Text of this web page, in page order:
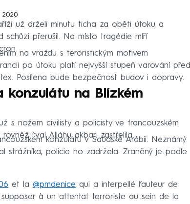
2020
už drželi minutu ticha za oběti útoku a
schůzi přerušil. Na místo tragédie míří
na vraždu s teroristickým motivem
po útoku platí nejvyšší stupeň varování před
Posílena bude bezpečnost budov i dopravy.
konzulátu na Blízkém
s nožem civilisty a policisty ve francouzském
řval Alláhu akbar, zastřelila.
konzulátu v Saúdské Arábii. Neznámý
strážníka, policie ho zadržela. Zraněný je podle
et la @pmdenice qui a interpellé l’auteur de
supposer à un attentat terroriste au sein de la